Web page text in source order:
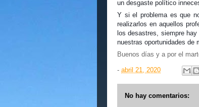
un desgaste político
Y si el problema es que
realizarlos en aquellos
los desastres, siempre
nuestras oportunidades de
Buenos días y a por el
- abril 21, 2020
No hay comentarios: